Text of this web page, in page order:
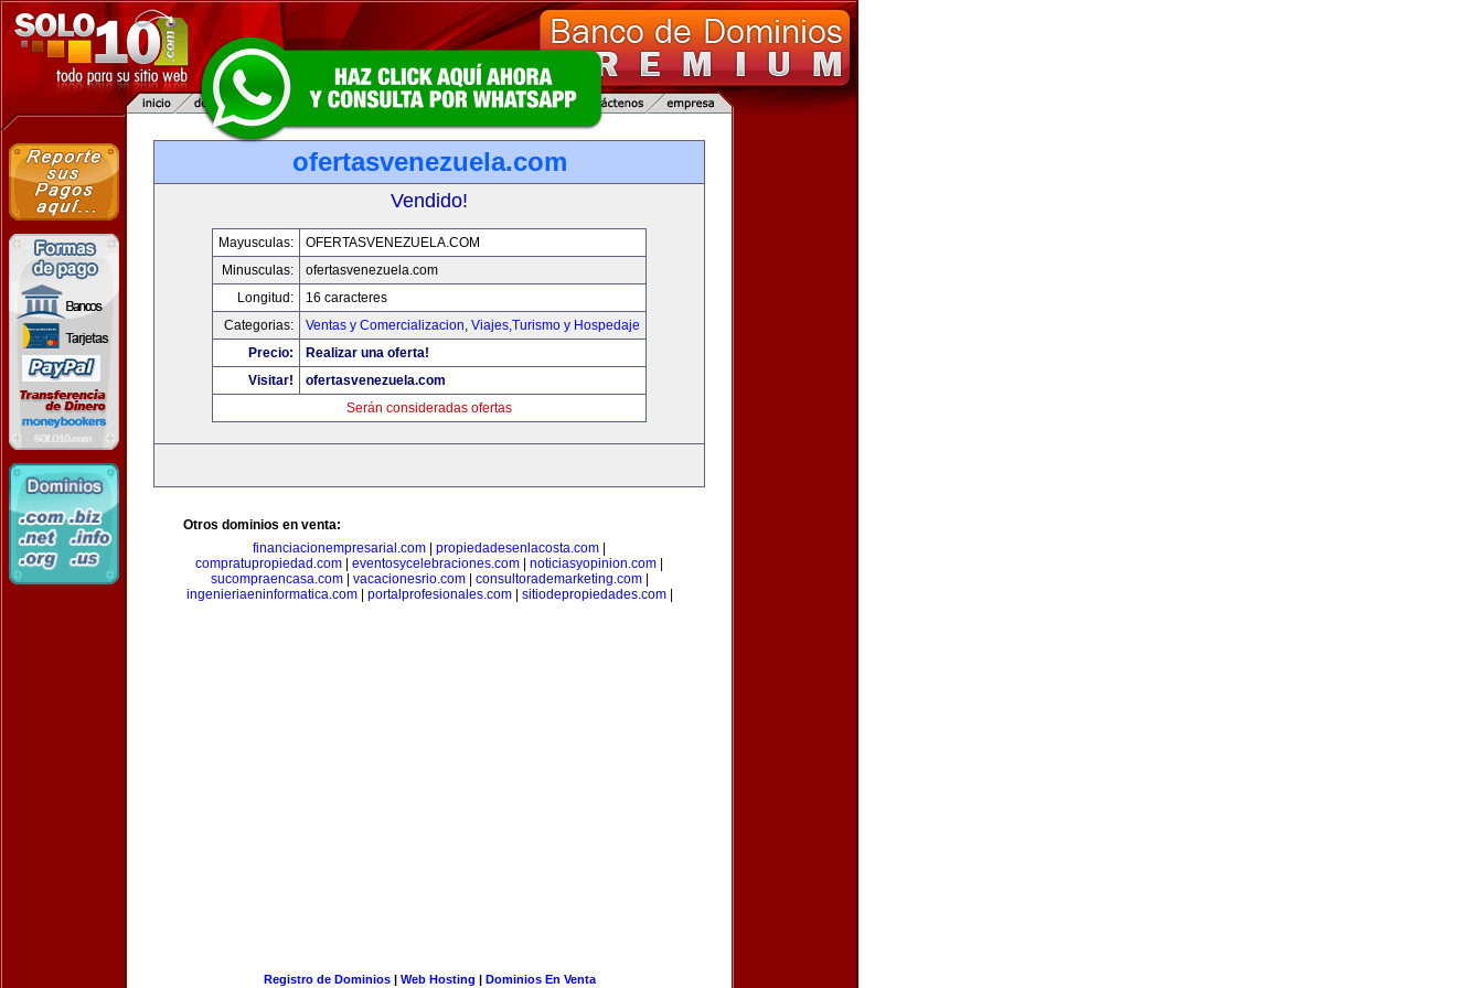
ofertasvenezuela.com
Vendido!
Mayusculas:
OFERTASVENEZUELA.COM
Minusculas:
ofertasvenezuela.com
Longitud:
16 caracteres
Categorias:
Ventas y Comercializacion, Viajes,Turismo y Hospedaje
Precio:
Realizar una oferta!
Visitar!
ofertasvenezuela.com
Serán consideradas ofertas
Otros dominios en venta:
financiacionempresarial.com
propiedadesenlacosta.com
compratupropiedad.com
eventosycelebraciones.com noticiasyopinion.com
sucompraencasa.com| vacacionesrio.com| consultorademarketing.com|
ingenieriaeninformatica.com| portalprofesionales.com| sitiodepropiedades.com|
Registro de Dominios| Web Hosting | Dominios En Venta